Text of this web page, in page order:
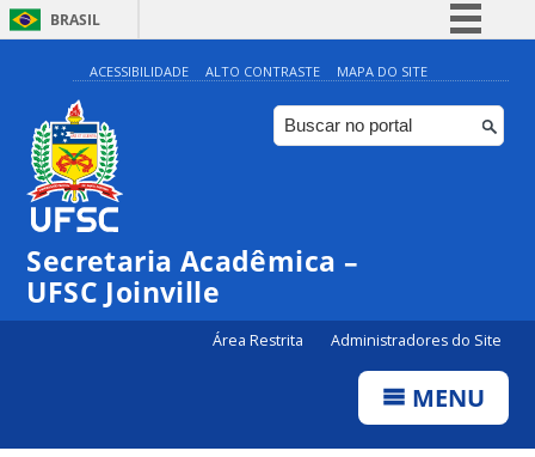
BRASIL
Simplifique!
Comunica BR
Participe
Canais
ACESSIBILIDADE ALTO CONTRASTE MAPA DO SITE
Secretaria Acadêmica –
UFSC Joinville
Área Restrita Administradores do Site
MENU